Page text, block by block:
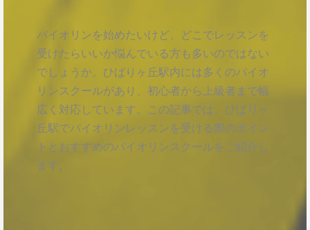
バイオリンを始めたいけど、どこでレッスンを
受けたらいいか悩んでいる方も多いのではない
でしょうか。ひばりヶ丘駅内には多くのバイオ
リンスクールがあり、初心者から上級者まで幅
広く対応しています。この記事では、ひばりヶ
丘駅でバイオリンレッスンを受ける際のポイン
トとおすすめのバイオリンスクールをご紹介し
ます。